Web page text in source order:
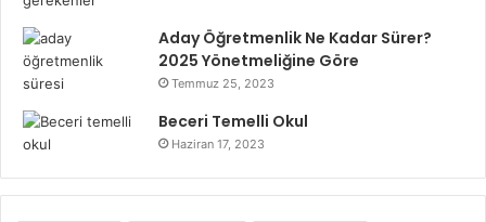
Aday Öğretmenlik Ne Kadar Sürer?
2025 Yönetmeliğine Göre
Temmuz 25, 2023
Beceri Temelli Okul
Haziran 17, 2023